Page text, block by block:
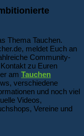
Thema Tauchen.
meldet Euch an
Community-
zu Euren
am Tauchen
verschiedene
und noch viel
Videos,
Vereine und